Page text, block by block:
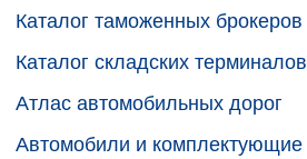
Каталог таможенных брокеров
Каталог складских терминалов
Атлас автомобильных дорог
Автомобили и комплектующие